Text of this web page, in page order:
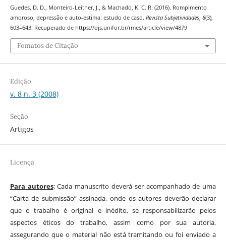
Guedes, D. D., Monteiro-Leitner, J., & Machado, K. C. R. (2016). Rompimento
amoroso, depressão e auto-estima: estudo de caso. Revista Subjetividades, 8(3),
603–643. Recuperado de https://ojs.unifor.br/rmes/article/view/4879
Fomatos de Citação
Edição
v. 8 n. 3 (2008)
Seção
Artigos
Licença
Para autores: Cada manuscrito deverá ser acompanhado de uma
“Carta de submissão” assinada, onde os autores deverão declarar
que o trabalho é original e inédito, se responsabilizarão pelos
aspectos éticos do trabalho, assim como por sua autoria,
assegurando que o material não está tramitando ou foi enviado a